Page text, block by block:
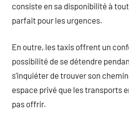
consiste en sa disponibilité à
parfait pour les urgences.
En outre, les taxis offrent un
possibilité de se détendre
s’inquiéter de trouver son
espace privé que les transports
pas offrir.